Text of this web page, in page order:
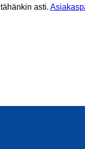
tähänkin asti.